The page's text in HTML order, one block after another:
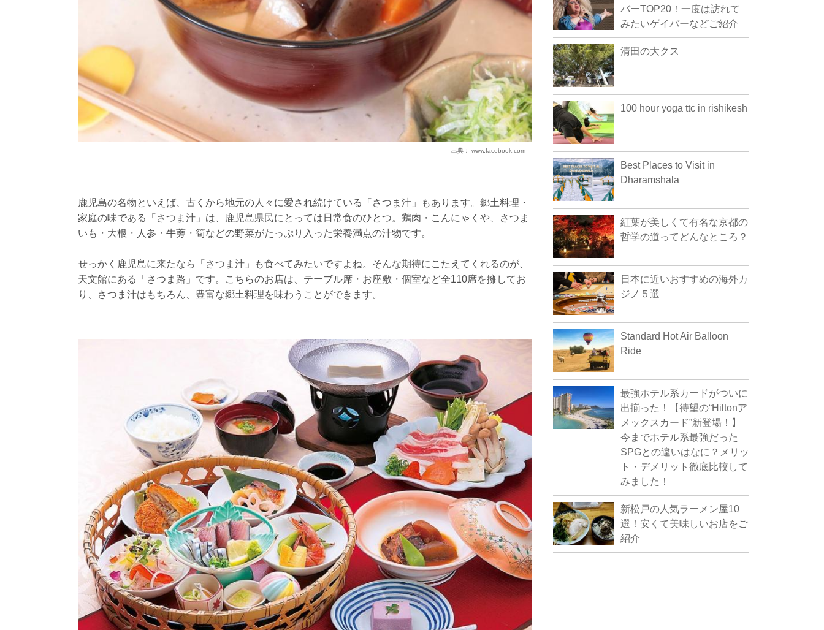
出典： www.facebook.com
鹿児島の名物といえば、古くから地元の人々に愛され続けている「さつま汁」もあります。郷土料理・
家庭の味である「さつま汁」は、鹿児島県民にとっては日常食のひとつ。鶏肉・こんにゃくや、さつま
いも・大根・人参・牛蒡・筍などの野菜がたっぷり入った栄養満点の汁物です。
せっかく鹿児島に来たなら「さつま汁」も食べてみたいですよね。そんな期待にこたえてくれるのが、
天文館にある「さつま路」です。こちらのお店は、テーブル席・お座敷・個室など全110席を擁してお
り、さつま汁はもちろん、豊富な郷土料理を味わうことができます。
バーTOP20！一度は訪れて
みたいゲイバーなどご紹介
清田の大クス
100 hour yoga ttc in rishikesh
Best Places to Visit in
Dharamshala
紅葉が美しくて有名な京都の
哲学の道ってどんなところ？
日本に近いおすすめの海外カ
ジノ５選
Standard Hot Air Balloon
Ride
最強ホテル系カードがついに
出揃った！【待望の“Hiltonア
メックスカード”新登場！】
今までホテル系最強だった
SPGとの違いはなに？メリッ
ト・デメリット徹底比較して
みました！
新松戸の人気ラーメン屋10
選！安くて美味しいお店をご
紹介